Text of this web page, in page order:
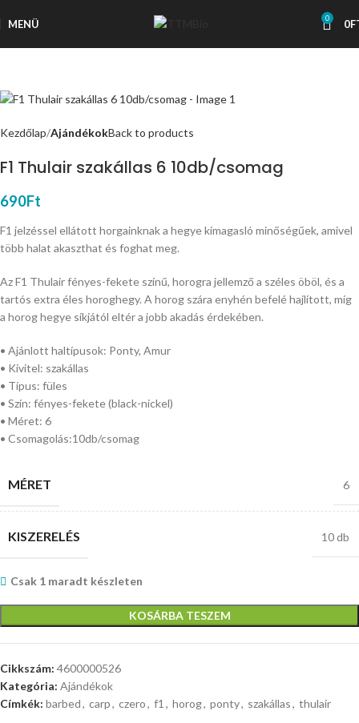
MENÜ 0 0
Kezdőlap AjándékokBack to products
F1 Thulair szakállas 6 10db/csomag
690Ft
F1 jelzéssel ellátott horgainknak a hegye kimagasló minőségűek, amivel
több halat akaszthat és foghat meg.
Az F1 Thulair fényes-fekete színű, horogra jellemző a széles öböl, és a
tartós extra éles horoghegy. A horog szára enyhén befelé hajlított, míg
a horog hegye síkjától eltér a jobb akadás érdekében.
• Ajánlott haltípusok: Ponty, Amur
• Kivitel: szakállas
• Típus: füles
• Szín: fényes-fekete (black-nickel)
• Méret: 6
• Csomagolás:10db/csomag
MÉRET 6
KISZERELÉS 10 db
Csak 1 maradt készleten
KOSÁRBA TESZEM
Cikkszám: 4600000526
Kategória: Ajándékok
Címkék: barbed, carp, czero, f1, horog, ponty, szakállas, thulair